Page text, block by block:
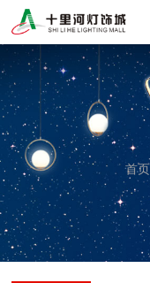
首页